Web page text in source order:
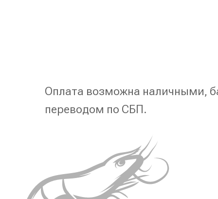
Оплата возможна наличными,
переводом по СБП.